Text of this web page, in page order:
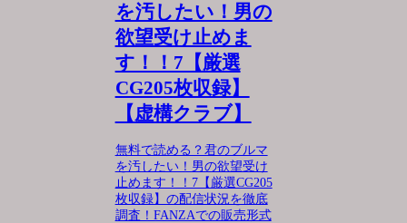
を汚したい！男の
欲望受け止めま
す！！7【厳選
CG205枚収録】
【虚構クラブ】
無料で読める？君のブルマ
を汚したい！男の欲望受け
止めます！！7【厳選CG205
枚収録】の配信状況を徹底
調査！FANZAでの販売形式